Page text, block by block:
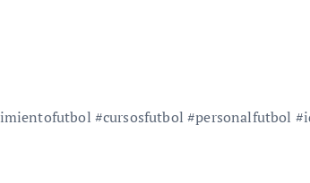
#cursosfutbol #personalfutbol